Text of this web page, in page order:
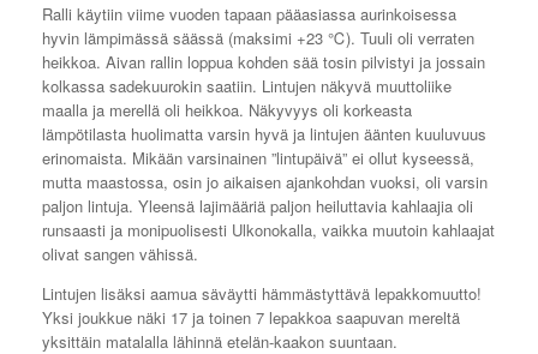
Ralli käytiin viime vuoden tapaan pääasiassa aurinkoisessa
hyvin lämpimässä säässä (maksimi +23 ℃). Tuuli oli verraten
heikkoa. Aivan rallin loppua kohden sää tosin pilvistyi ja jossain
kolkassa sadekuurokin saatiin. Lintujen näkyvä muuttoliike
maalla ja merellä oli heikkoa. Näkyvyys oli korkeasta
lämpötilasta huolimatta varsin hyvä ja lintujen äänten kuuluvuus
erinomaista. Mikään varsinainen ”lintupäivä” ei ollut kyseessä,
mutta maastossa, osin jo aikaisen ajankohdan vuoksi, oli varsin
paljon lintuja. Yleensä lajimääriä paljon heiluttavia kahlaajia oli
runsaasti ja monipuolisesti Ulkonokalla, vaikka muutoin kahlaajat
olivat sangen vähissä.
Lintujen lisäksi aamua säväytti hämmästyttävä lepakkomuutto!
Yksi joukkue näki 17 ja toinen 7 lepakkoa saapuvan mereltä
yksittäin matalalla lähinnä etelän-kaakon suuntaan.